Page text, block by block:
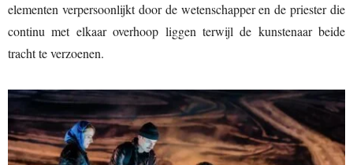
elementen verpersoonlijkt door de wetenschapper en de priester die
continu met elkaar overhoop liggen terwijl de kunstenaar beide
tracht te verzoenen.